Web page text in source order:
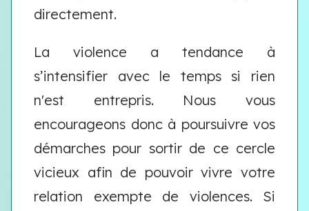
directement.
La violence a tendance à
s’intensifier avec le temps si rien
n'est entrepris. Nous vous
encourageons donc à poursuivre vos
démarches pour sortir de ce cercle
vicieux afin de pouvoir vivre votre
relation exempte de violences. Si